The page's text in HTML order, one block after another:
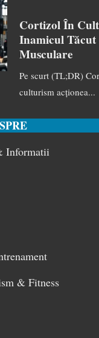
Cortizol În
Inamicul
Musculare
Pe scurt (TL;DR)
culturism acționea...
Informatii
& Fitness